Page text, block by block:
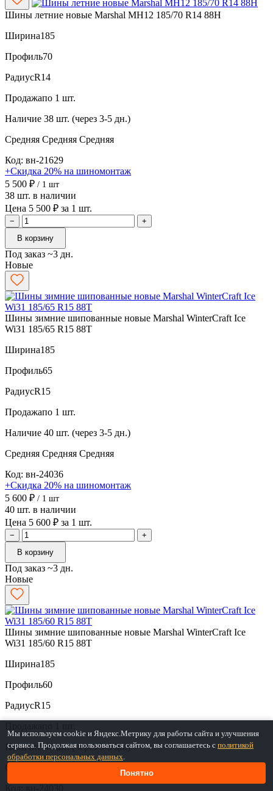
Шины летние новые Marshal MH12 185/70 R14 88H
Ширина185
Профиль70
РадиусR14
Продажапо 1 шт.
Наличие 38 шт. (через 3-5 дн.)
Средняя Средняя Средняя
Код: вн-21629
+Скидка 20% на шиномонтаж
5 500 ₽ / 1 шт
38 шт. в наличии
Цена 5 500 ₽ за 1 шт.
−
+
В корзину
Под заказ ~3 дн.
Новые
Шины зимние шипованные новые Marshal WinterCraft Ice
Wi31 185/65 R15 88T
Ширина185
Профиль65
РадиусR15
Продажапо 1 шт.
Наличие 40 шт. (через 3-5 дн.)
Средняя Средняя Средняя
Код: вн-24036
+Скидка 20% на шиномонтаж
5 600 ₽ / 1 шт
40 шт. в наличии
Цена 5 600 ₽ за 1 шт.
−
+
В корзину
Под заказ ~3 дн.
Новые
Шины зимние шипованные новые Marshal WinterCraft Ice
Wi31 185/60 R15 88T
Ширина185
Профиль60
РадиусR15
Наличие 40 шт. (через 3-5 дн.)
Средняя
Мы используем cookie и Яндекс.Метрику для работы сайта и улучшения
сервиса. Продолжая пользоваться сайтом, вы соглашаетесь с политикой
обработки персональных данных.
Понятно